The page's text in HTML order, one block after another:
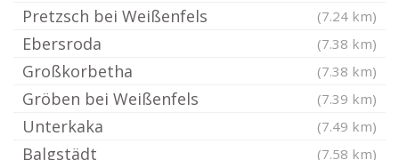
Pretzsch bei Weißenfels (7.24 km)
Ebersroda (7.38 km)
Großkorbetha (7.38 km)
Gröben bei Weißenfels (7.39 km)
Unterkaka (7.49 km)
Balgstädt (7.58 km)